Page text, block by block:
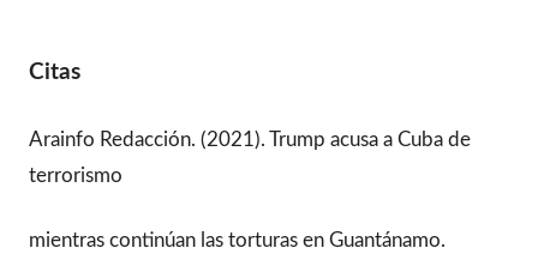
Citas
Arainfo Redacción. (2021). Trump acusa a Cuba de
terrorismo
mientras continúan las torturas en Guantánamo.